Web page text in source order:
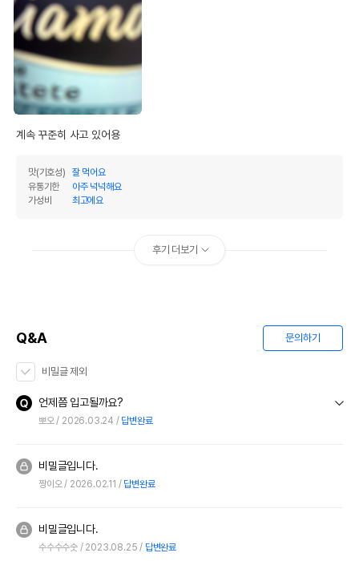
계속 꾸준히 사고 있어용
맛(기호성)
잘 먹어요
유통기한
아주 넉넉해요
가성비
최고에요
후기 더보기
Q&A 문의하기
비밀글 제외
언제쯤 입고될까요?
뽀오 2026.03.24 답변완료
비밀글입니다.
짱이오 2026.02.11 답변완료
비밀글입니다.
수수수수숫 2023.08.25 답변완료